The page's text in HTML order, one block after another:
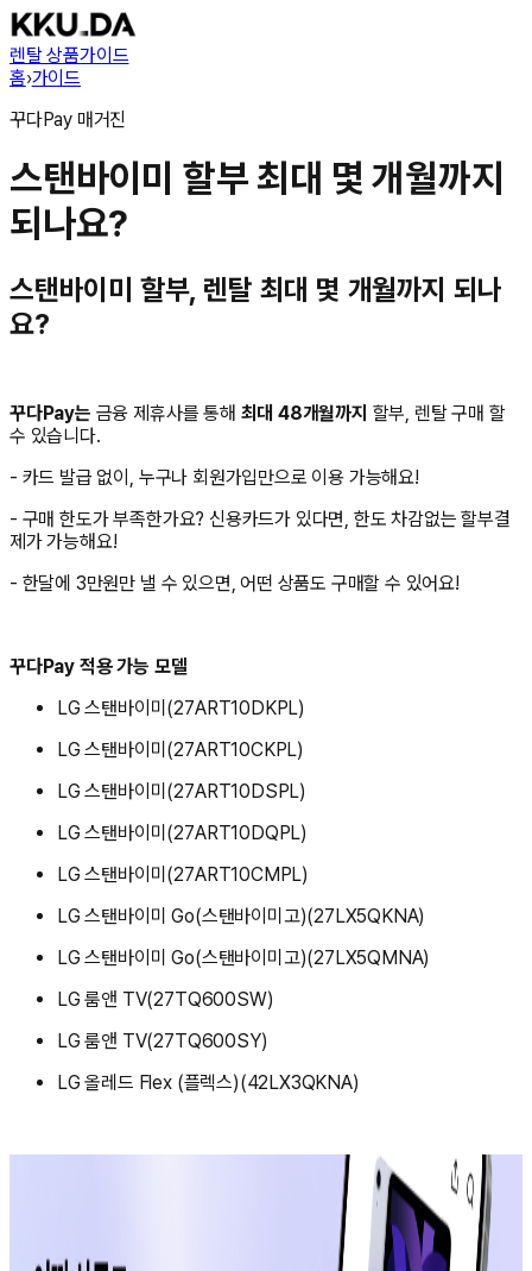
렌탈 상품가이드
홈›가이드
꾸다Pay 매거진
스탠바이미 할부 최대 몇 개월까지
되나요?
스탠바이미 할부, 렌탈 최대 몇 개월까지 되나
요?
꾸다Pay는 금융 제휴사를 통해 최대 48개월까지 할부, 렌탈 구매 할
수 있습니다.
- 카드 발급 없이, 누구나 회원가입만으로 이용 가능해요!
- 구매 한도가 부족한가요? 신용카드가 있다면, 한도 차감없는 할부결
제가 가능해요!
- 한달에 3만원만 낼 수 있으면, 어떤 상품도 구매할 수 있어요!
꾸다Pay 적용 가능 모델
LG 스탠바이미(27ART10DKPL)
LG 스탠바이미(27ART10CKPL)
LG 스탠바이미(27ART10DSPL)
LG 스탠바이미(27ART10DQPL)
LG 스탠바이미(27ART10CMPL)
LG 스탠바이미 Go(스탠바이미고)(27LX5QKNA)
LG 스탠바이미 Go(스탠바이미고)(27LX5QMNA)
LG 룸앤 TV(27TQ600SW)
LG 룸앤 TV(27TQ600SY)
LG 올레드 Flex (플렉스)(42LX3QKNA)